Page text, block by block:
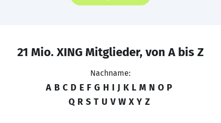
21 Mio. XING Mitglieder, von A bis Z
Nachname:
A B C D E F G H I J K L M N O P
Q R S T U V W X Y Z